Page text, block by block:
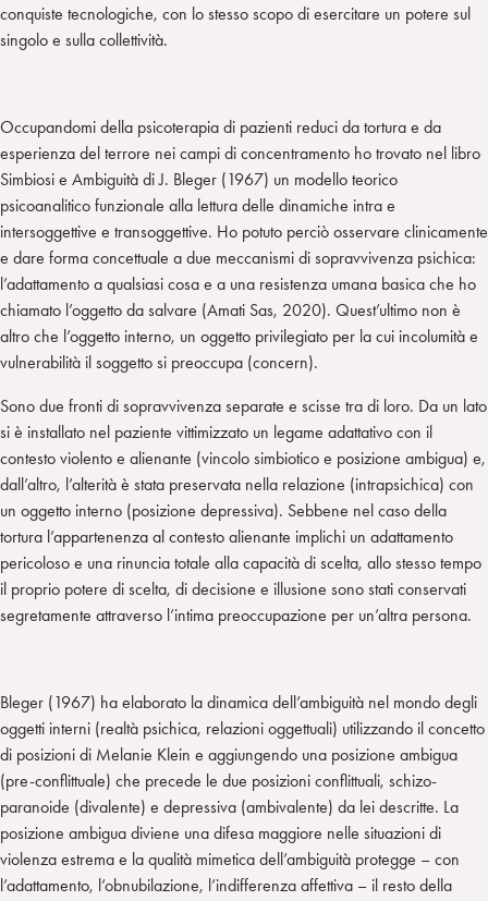
conquiste tecnologiche, con lo stesso scopo di esercitare un potere sul
singolo e sulla collettività.
Occupandomi della psicoterapia di pazienti reduci da tortura e da
esperienza del terrore nei campi di concentramento ho trovato nel libro
Simbiosi e Ambiguità di J. Bleger (1967) un modello teorico
psicoanalitico funzionale alla lettura delle dinamiche intra e
intersoggettive e transoggettive. Ho potuto perciò osservare clinicamente
e dare forma concettuale a due meccanismi di sopravvivenza psichica:
l’adattamento a qualsiasi cosa e a una resistenza umana basica che ho
chiamato l’oggetto da salvare (Amati Sas, 2020). Quest’ultimo non è
altro che l’oggetto interno, un oggetto privilegiato per la cui incolumità e
vulnerabilità il soggetto si preoccupa (concern).
Sono due fronti di sopravvivenza separate e scisse tra di loro. Da un lato
si è installato nel paziente vittimizzato un legame adattativo con il
contesto violento e alienante (vincolo simbiotico e posizione ambigua) e,
dall’altro, l’alterità è stata preservata nella relazione (intrapsichica) con
un oggetto interno (posizione depressiva). Sebbene nel caso della
tortura l’appartenenza al contesto alienante implichi un adattamento
pericoloso e una rinuncia totale alla capacità di scelta, allo stesso tempo
il proprio potere di scelta, di decisione e illusione sono stati conservati
segretamente attraverso l’intima preoccupazione per un’altra persona.
Bleger (1967) ha elaborato la dinamica dell’ambiguità nel mondo degli
oggetti interni (realtà psichica, relazioni oggettuali) utilizzando il concetto
di posizioni di Melanie Klein e aggiungendo una posizione ambigua
(pre-conflittuale) che precede le due posizioni conflittuali, schizo-
paranoide (divalente) e depressiva (ambivalente) da lei descritte. La
posizione ambigua diviene una difesa maggiore nelle situazioni di
violenza estrema e la qualità mimetica dell’ambiguità protegge – con
l’adattamento, l’obnubilazione, l’indifferenza affettiva – il resto della